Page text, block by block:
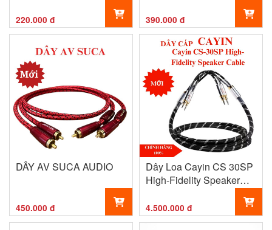
220.000 đ 390.000 đ
DÂY AV SUCA AUDIO
450.000 đ
Dây Loa Cayin CS 30SP
High-Fidelity Speaker
4.500.000 đ